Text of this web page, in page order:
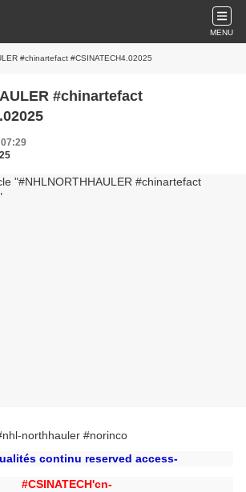
MENU
#chinartefact #CSINATECH4.02025
#chinartefact
continu reserved access-
#CSINATECH'cn-